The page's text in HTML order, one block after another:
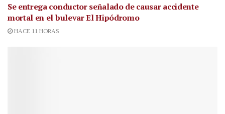
Se entrega conductor señalado de causar accidente
mortal en el bulevar El Hipódromo
HACE 11 HORAS